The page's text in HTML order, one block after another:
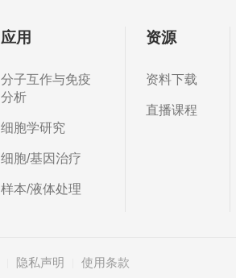
应用
分子互作与免疫
分析
细胞学研究
细胞/基因治疗
样本/液体处理
资源
资料下载
直播课程
隐私声明 使用条款